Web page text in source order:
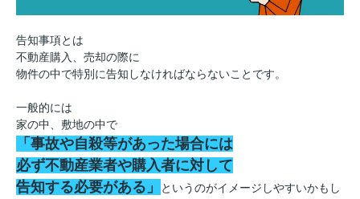
告知事項とは
不動産購入、売却の際に
物件の中で特別に告知しなければならないことです。
一般的には
家の中、敷地の中で
「事故や自殺等があった場合には
必ず不動産業者や購入者に対して
告知する必要がある」
というのがイメージしやすいかもし